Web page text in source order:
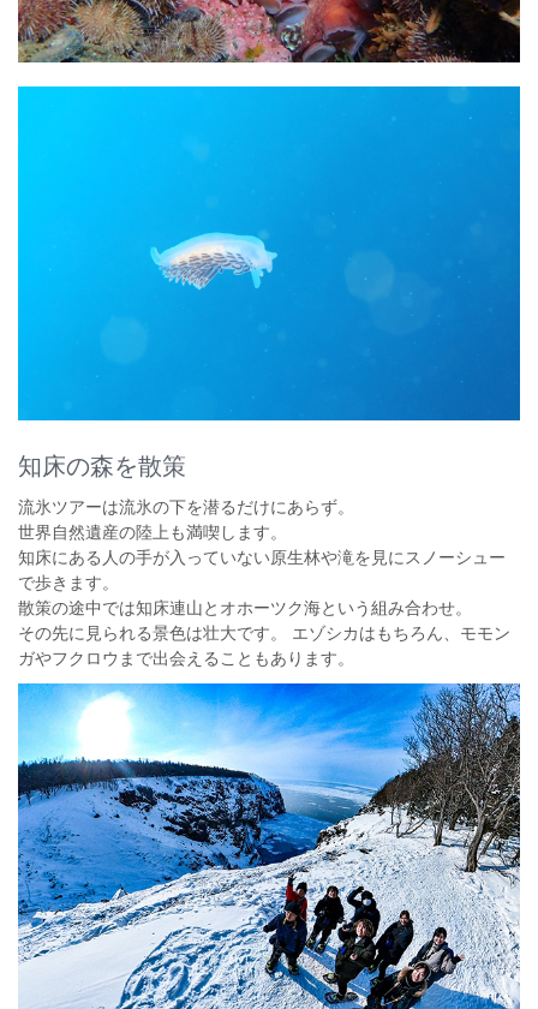
知床の森を散策
流氷ツアーは流氷の下を潜るだけにあらず。
世界自然遺産の陸上も満喫します。
知床にある人の手が入っていない原生林や滝を見にスノーシュー
で歩きます。
散策の途中では知床連山とオホーツク海という組み合わせ。
その先に見られる景色は壮大です。 エゾシカはもちろん、モモン
ガやフクロウまで出会えることもあります。